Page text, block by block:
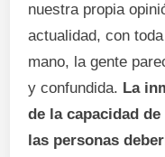
nuestra propia
actualidad, con
mano, la gente
y confundida. La
de la capacidad
las personas